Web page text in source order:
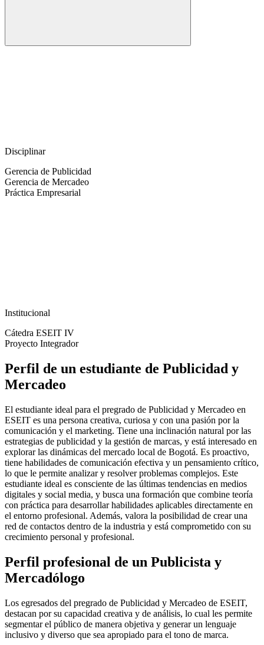
Disciplinar
Gerencia de Publicidad
Gerencia de Mercadeo
Práctica Empresarial
Institucional
Cátedra ESEIT IV
Proyecto Integrador
Perfil de un estudiante de Publicidad y
Mercadeo
El estudiante ideal para el pregrado de Publicidad y Mercadeo en
ESEIT es una persona creativa, curiosa y con una pasión por la
comunicación y el marketing. Tiene una inclinación natural por las
estrategias de publicidad y la gestión de marcas, y está interesado en
explorar las dinámicas del mercado local de Bogotá. Es proactivo,
tiene habilidades de comunicación efectiva y un pensamiento crítico,
lo que le permite analizar y resolver problemas complejos. Este
estudiante ideal es consciente de las últimas tendencias en medios
digitales y social media, y busca una formación que combine teoría
con práctica para desarrollar habilidades aplicables directamente en
el entorno profesional. Además, valora la posibilidad de crear una
red de contactos dentro de la industria y está comprometido con su
crecimiento personal y profesional.
Perfil profesional de un Publicista y
Mercadólogo
Los egresados del pregrado de Publicidad y Mercadeo de ESEIT,
destacan por su capacidad creativa y de análisis, lo cual les permite
segmentar el público de manera objetiva y generar un lenguaje
inclusivo y diverso que sea apropiado para el tono de marca.